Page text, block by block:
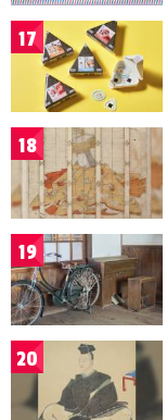
17
18
19
20